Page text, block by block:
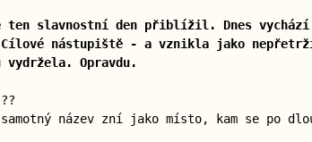
ten slavnostní den přiblížil. Dnes
Cílové nástupiště - a vznikla jako
Opravdu.
název zní jako místo, kam se po